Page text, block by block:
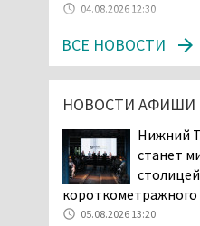
сектора ведут между
затяжную,
войну»
04.08.2026 12:30
В Нижнем
многоквартирных
04.08.2026 12:30
ВСЕ НОВОСТИ
НОВОСТИ АФИШИ
Нижний
станет
столицей
короткометражного
05.08.2026 13:20